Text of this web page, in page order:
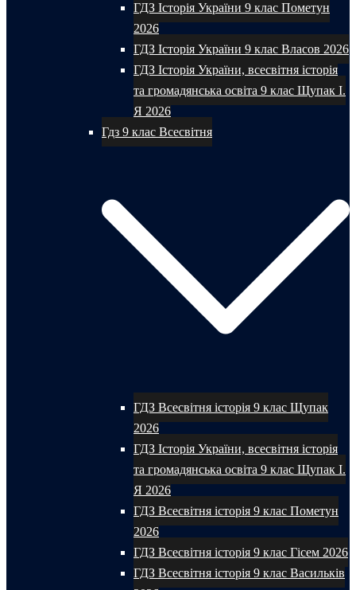
ГДЗ Історія України 9 клас Пометун
2026
ГДЗ Історія України 9 клас Власов 2026
ГДЗ Історія України, всесвітня історія
та громадянська освіта 9 клас Щупак І.
Я 2026
Гдз 9 клас Всесвітня
ГДЗ Всесвітня історія 9 клас Щупак
2026
ГДЗ Історія України, всесвітня історія
та громадянська освіта 9 клас Щупак І.
Я 2026
ГДЗ Всесвітня історія 9 клас Пометун
2026
ГДЗ Всесвітня історія 9 клас Гісем 2026
ГДЗ Всесвітня історія 9 клас Васильків